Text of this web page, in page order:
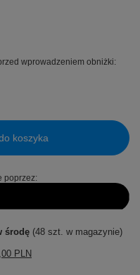
wprowadzeniem obniżki:
koszyka
poprzez:
środę (48 szt. w magazynie)
PLN